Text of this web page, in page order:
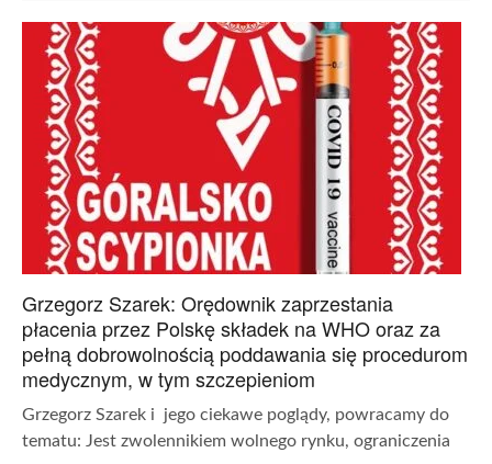
Grzegorz Szarek: Orędownik zaprzestania
płacenia przez Polskę składek na WHO oraz za
pełną dobrowolnością poddawania się procedurom
medycznym, w tym szczepieniom
Grzegorz Szarek i jego ciekawe poglądy, powracamy do
tematu: Jest zwolennikiem wolnego rynku, ograniczenia